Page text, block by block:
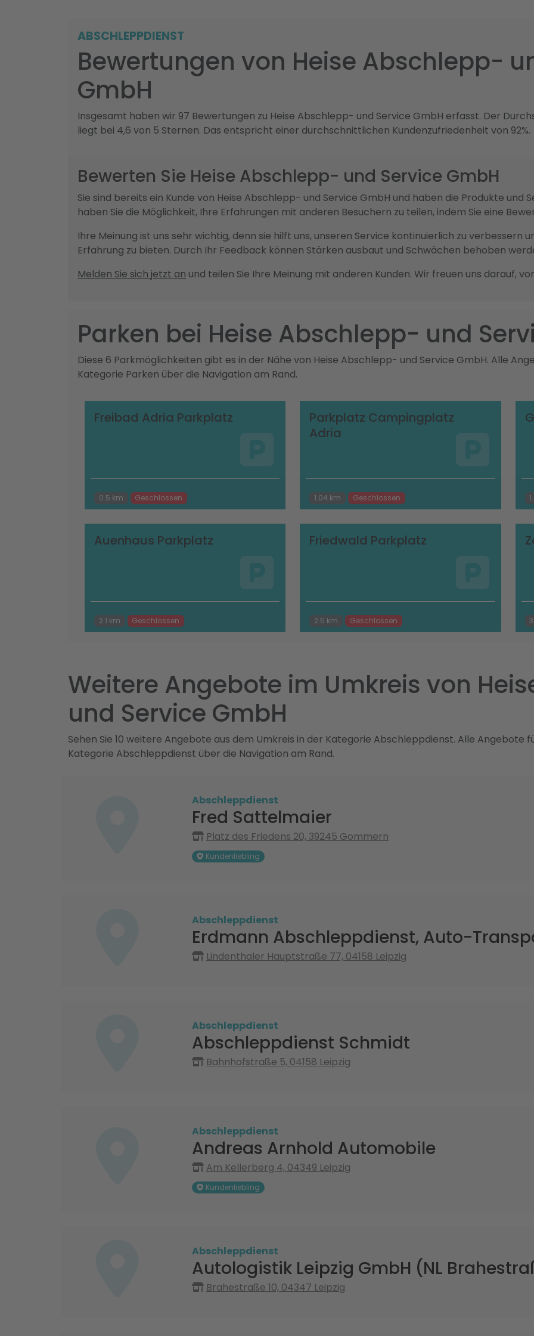
ABSCHLEPPDIENST
Bewertungen von Heise Abschlepp-
GmbH
Insgesamt haben wir 97 Bewertungen zu Heise Abschlepp- und Service GmbH erfasst. Der
liegt bei 4,6 von 5 Sternen. Das entspricht einer durchschnittlichen Kundenzufriedenheit von 92%.
Bewerten Sie Heise Abschlepp- und Service GmbH
Sie sind bereits ein Kunde von Heise Abschlepp- und Service GmbH und haben die Produkte und
haben Sie die Möglichkeit, Ihre Erfahrungen mit anderen Besuchern zu teilen, indem Sie eine
Ihre Meinung ist uns sehr wichtig, denn sie hilft uns, unseren Service kontinuierlich zu verbessern
Erfahrung zu bieten. Durch Ihr Feedback können Stärken ausbaut und Schwächen behoben
Melden Sie sich jetzt an und teilen Sie Ihre Meinung mit anderen Kunden. Wir freuen uns darauf,
Parken bei Heise Abschlepp- und
Diese 6 Parkmöglichkeiten gibt es in der Nähe von Heise Abschlepp- und Service GmbH. Alle
Kategorie Parken über die Navigation am Rand.
Freibad Adria Parkplatz
0.5 km Geschlossen
Parkplatz Campingplatz
Adria
1.04 km Geschlossen
Auenhaus Parkplatz
2.1 km Geschlossen
Friedwald Parkplatz
2.5 km Geschlossen
Weitere Angebote im Umkreis von
und Service GmbH
Sehen Sie 10 weitere Angebote aus dem Umkreis in der Kategorie Abschleppdienst. Alle Angebote
Kategorie Abschleppdienst über die Navigation am Rand.
Abschleppdienst
Fred Sattelmaier
Platz des Friedens 20, 39245 Gommern
Kundenliebling
Abschleppdienst
Erdmann Abschleppdienst, Auto-
Lindenthaler Hauptstraße 77, 04158 Leipzig
Abschleppdienst
Abschleppdienst Schmidt
Bahnhofstraße 5, 04158 Leipzig
Abschleppdienst
Andreas Arnhold Automobile
Am Kellerberg 4, 04349 Leipzig
Kundenliebling
Abschleppdienst
Autologistik Leipzig GmbH (NL
Brahestraße 10, 04347 Leipzig